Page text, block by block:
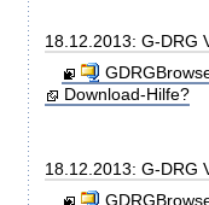
18.12.2013: G-DRG
Download-Hilfe?
18.12.2013: G-DRG